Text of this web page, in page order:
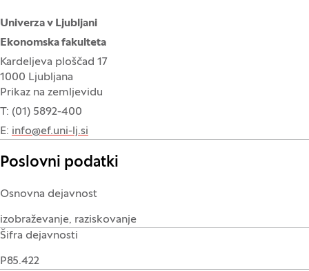
Univerza v Ljubljani
Ekonomska fakulteta
Kardeljeva ploščad 17
1000 Ljubljana
Prikaz na zemljevidu
T: (01) 5892-400
E: info@ef.uni-lj.si
Poslovni podatki
Osnovna dejavnost
izobraževanje, raziskovanje
Šifra dejavnosti
P85.422